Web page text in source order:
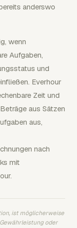
anderswo
wenn
Aufgaben,
und
Everhour
Zeit und
aus Sätzen
aus,
nach
mit
ist möglicherweise
oder